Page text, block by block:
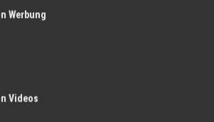
Dachrinnen-
Frühjahr
vom Boden: Bei Regen
ob Wasser richtig abfließt
achten: Moose und Pflanzen
Werbung
Videos